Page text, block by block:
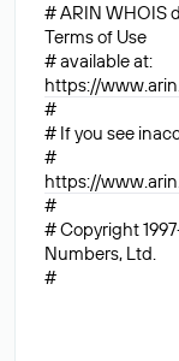
# ARIN WHOIS
Terms of Use
# available at:
https://
#
# If you see
#
https://
#
# Copyright
Numbers, Ltd.
#